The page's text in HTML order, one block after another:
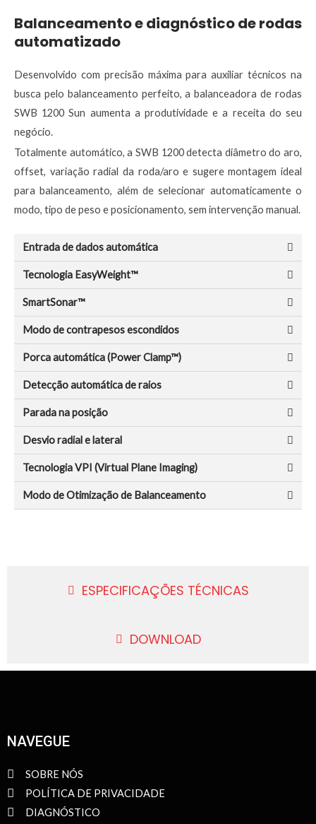
Balanceamento e diagnóstico de rodas
automatizado
Desenvolvido com precisão máxima para auxiliar técnicos na
busca pelo balanceamento perfeito, a balanceadora de rodas
SWB 1200 Sun aumenta a produtividade e a receita do seu
negócio.
Totalmente automático, a SWB 1200 detecta diâmetro do aro,
offset, variação radial da roda/aro e sugere montagem ideal
para balanceamento, além de selecionar automaticamente o
modo, tipo de peso e posicionamento, sem intervenção manual.
Entrada de dados automática
Tecnologia EasyWeight™
SmartSonar™
Modo de contrapesos escondidos
Porca automática (Power Clamp™)
Detecção automática de raios
Parada na posição
Desvio radial e lateral
Tecnologia VPI (Virtual Plane Imaging)
Modo de Otimização de Balanceamento
ESPECIFICAÇÕES TÉCNICAS
DOWNLOAD
NAVEGUE
SOBRE NÓS
POLÍTICA DE PRIVACIDADE
DIAGNÓSTICO